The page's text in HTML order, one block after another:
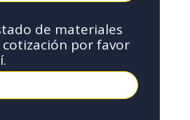
de materiales
por favor